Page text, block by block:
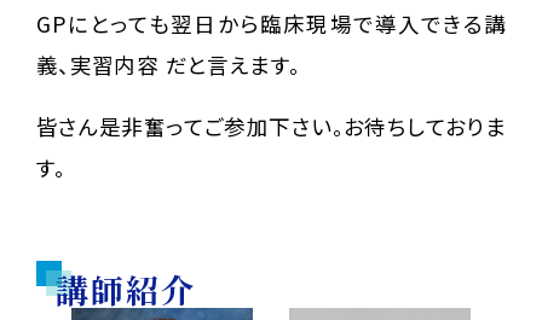
GPにとっても翌日から臨床現場で導入できる講
義、実習内容 だと言えます。
皆さん是非奮ってご参加下さい。お待ちしておりま
す。
講師紹介